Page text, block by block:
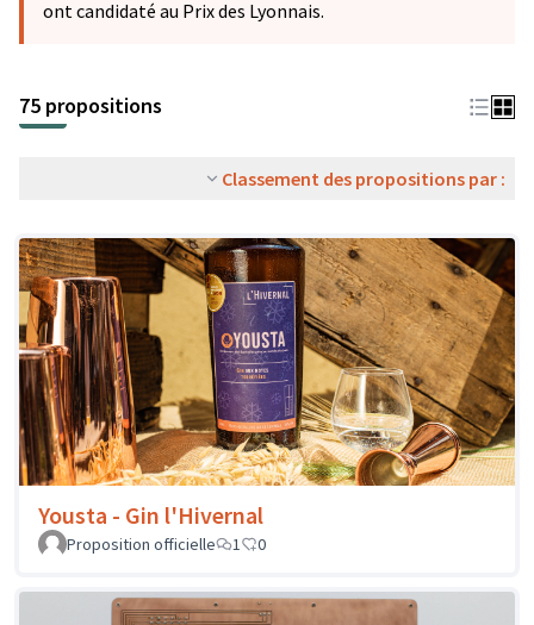
ont candidaté au Prix des Lyonnais.
75 propositions
Classement des propositions par :
Yousta - Gin l'Hivernal
Proposition officielle 1 0